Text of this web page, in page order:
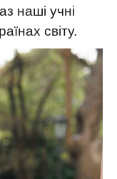
наші учні
світу.